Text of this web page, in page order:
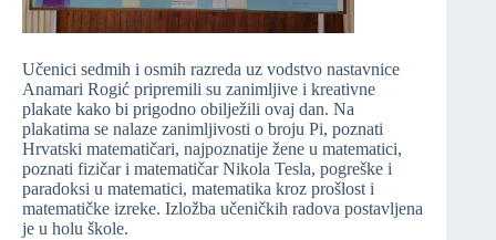
Učenici sedmih i osmih razreda uz vodstvo nastavnice
Anamari Rogić pripremili su zanimljive i kreativne
plakate kako bi prigodno obilježili ovaj dan. Na
plakatima se nalaze zanimljivosti o broju Pi, poznati
Hrvatski matematičari, najpoznatije žene u matematici,
poznati fizičar i matematičar Nikola Tesla, pogreške i
paradoksi u matematici, matematika kroz prošlost i
matematičke izreke. Izložba učeničkih radova postavljena
je u holu škole.